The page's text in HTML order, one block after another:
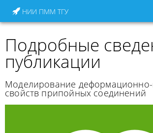
НИИ ПММ ТГУ
Подробные
публикации
Моделирование
свойств припойных соединений